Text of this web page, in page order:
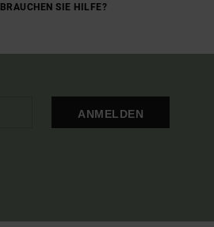
BRAUCHEN SIE HILFE?
ANMELDEN